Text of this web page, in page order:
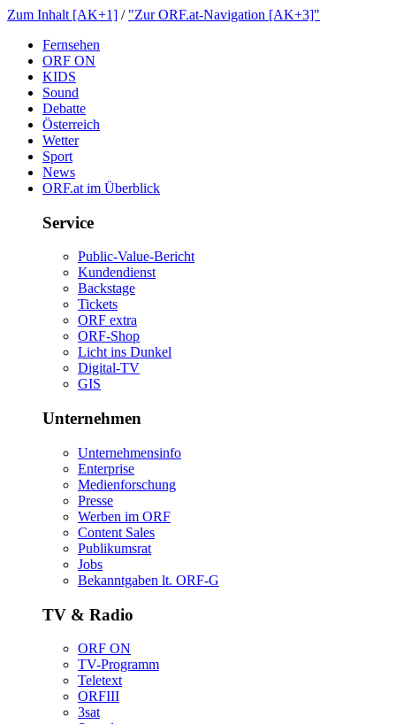
ZumInhalt[AK+1] / "ZurORF.at-Navigation[AK+3]"
Fernsehen
ORFON
KIDS
Sound
Debatte
Österreich
Wetter
Sport
News
ORF.atimÜberblick
Service
Public-Value-Bericht
Kundendienst
Backstage
Tickets
ORFextra
ORF-Shop
LichtinsDunkel
Digital-TV
GIS
Unternehmen
Unternehmensinfo
Enterprise
Medienforschung
Presse
WerbenimORF
ContentSales
Publikumsrat
Jobs
Bekanntgabenlt.ORF-G
TV&Radio
ORFON
TV-Programm
Teletext
ORFIII
3sat